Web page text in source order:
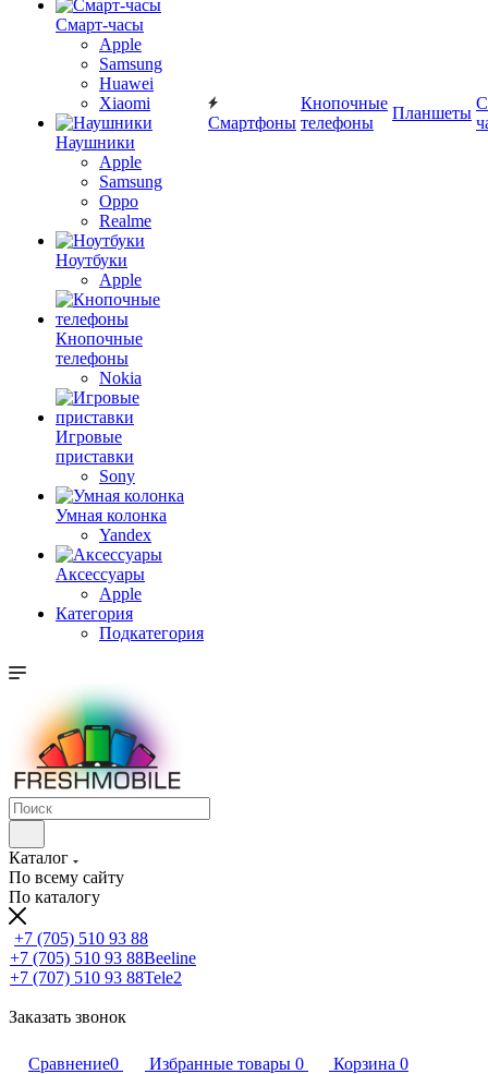
Смарт-часы
Apple
Samsung
Huawei
Xiaomi
Наушники
Apple
Samsung
Oppo
Realme
Ноутбуки
Apple
Кнопочные
телефоны
Nokia
Игровые
приставки
Sony
Умная колонка
Yandex
Аксессуары
Apple
Категория
Подкатегория
Смартфоны
Кнопочные
телефоны
Планшеты
Каталог
По всему сайту
По каталогу
+7 (705) 510 93 88
+7 (705) 510 93 88Beeline
+7 (707) 510 93 88Tele2
Заказать звонок
Сравнение0 Избранные товары 0 Корзина 0